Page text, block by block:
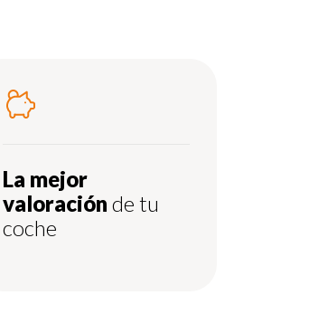
La mejor
valoración de tu
coche